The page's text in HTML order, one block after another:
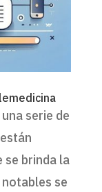
serie de
se brinda la
se